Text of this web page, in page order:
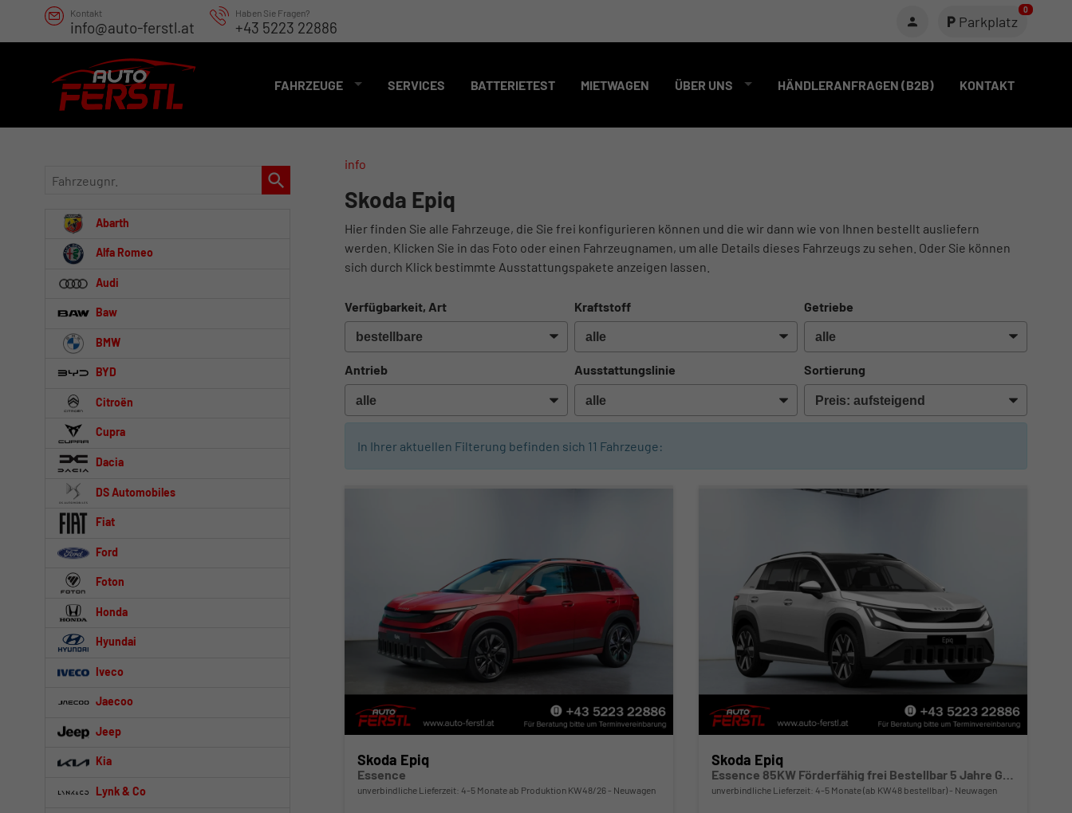
Kontakt
info@auto-ferstl.at
Haben Sie Fragen?
+43 5223 22886 Parkplatz
0
FAHRZEUGE SERVICES BATTERIETEST MIETWAGEN ÜBER UNS HÄNDLERANFRAGEN (B2B) KONTAKT
info
Skoda Epiq
Hier finden Sie alle Fahrzeuge, die Sie frei konfigurieren können und die wir dann wie von Ihnen bestellt ausliefern
werden. Klicken Sie in das Foto oder einen Fahrzeugnamen, um alle Details dieses Fahrzeugs zu sehen. Oder Sie können
sich durch Klick bestimmte Ausstattungspakete anzeigen lassen.
Verfügbarkeit, Art Kraftstoff Getriebe
Antrieb Ausstattungslinie Sortierung
In Ihrer aktuellen Filterung befinden sich 11 Fahrzeuge:
Skoda Epiq
Essence
unverbindliche Lieferzeit: 4-5 Monate ab Produktion KW48/26 Neuwagen
Skoda Epiq
Essence 85KW Förderfähig frei Bestellbar 5 Jahre Garantie
unverbindliche Lieferzeit: 4-5 Monate (ab KW48 bestellbar) Neuwagen
Fahrzeugnr.
Abarth
Alfa Romeo
Audi
Baw
BMW
BYD
Citroën
Cupra
Dacia
DS Automobiles
Fiat
Ford
Foton
Honda
Hyundai
Iveco
Jaecoo
Jeep
Kia
Lynk & Co